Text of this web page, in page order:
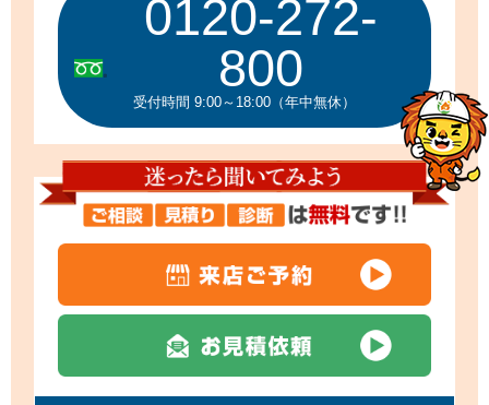
0120-272-
800
受付時間 9:00～18:00（年中無休）